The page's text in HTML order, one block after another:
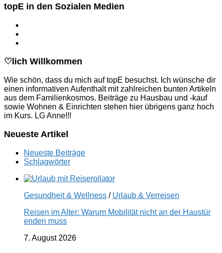
topE in den Sozialen Medien
♡lich Willkommen
Wie schön, dass du mich auf topE besuchst. Ich wünsche dir
einen informativen Aufenthalt mit zahlreichen bunten Artikeln
aus dem Familienkosmos. Beiträge zu Hausbau und -kauf
sowie Wohnen & Einrichten stehen hier übrigens ganz hoch
im Kurs. LG Anne!!!
Neueste Artikel
Neueste Beiträge
Schlagwörter
Gesundheit & Wellness / Urlaub & Verreisen
Reisen im Alter: Warum Mobilität nicht an der Haustür
enden muss
7. August 2026